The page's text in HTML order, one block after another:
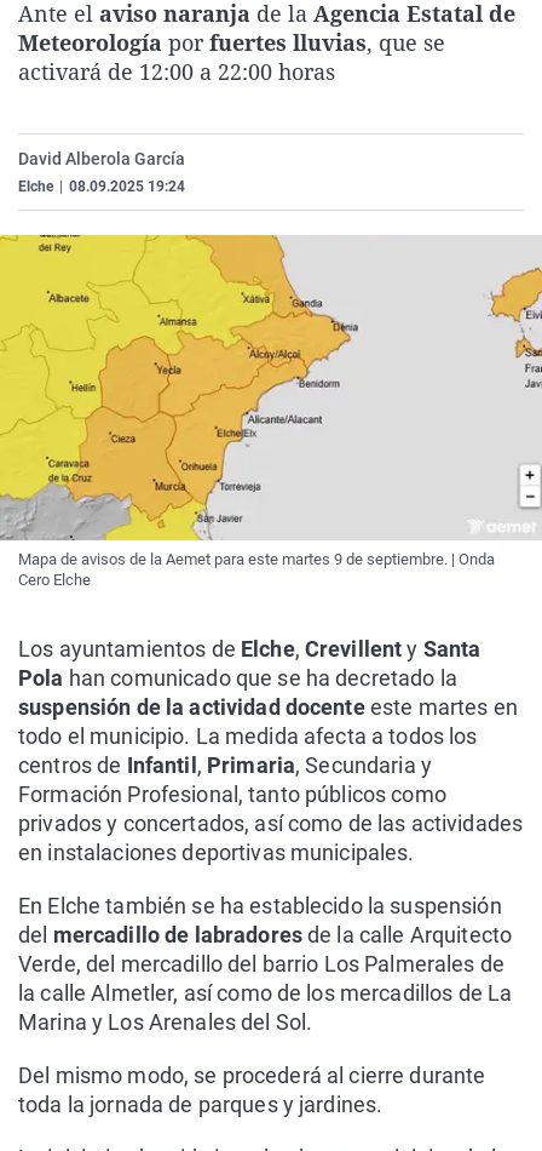
La rosa de los vientos
Gente viajera
Caso
Retornados
Extremadura
Galicia
Virales
Televisión
Ante el aviso naranja de la Agencia Estatal de
Meteorología porfuertes lluvias, que se
activará de 12:00 a 22:00 horas
David Alberola García
Elche 08.09.2025 19:24
Mapa de avisos de la Aemet para este martes 9 de septiembre. | Onda
Cero Elche
Los ayuntamientos de Elche, Crevillenty Santa
Pola han comunicado que se ha decretado la
suspensión de la actividad docenteeste martes en
todo el municipio. La medida afecta a todos los
centros de Infantil , Primaria, Secundaria y
Formación Profesional, tanto públicos como
privados y concertados, así como de las actividades
en instalaciones deportivas municipales.
En Elche también se ha establecido la suspensión
del mercadillode labradoresde la calle Arquitecto
Verde, del mercadillo del barrio Los Palmerales de
la calle Almetler, así como de los mercadillos de La
Marina y Los Arenales del Sol.
Del mismo modo, se procederá al cierre durante
toda la jornada de parques y jardines.